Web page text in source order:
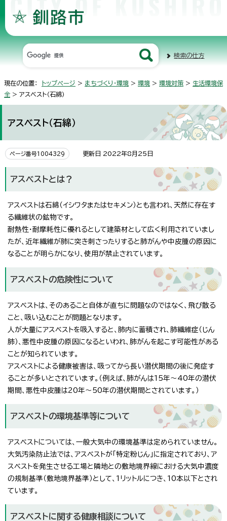
検索の仕方
現在の位置： トップページ > まちづくり・環境 > 環境 > 環境対策 > 生活環境保
全 > アスベスト（石綿）
アスベスト（石綿）
ページ番号1004329 更新日 2022年8月25日
アスベストとは？
アスベストは石綿（イシワタまたはセキメン）とも言われ、天然に存在す
る繊維状の鉱物です。
耐熱性・耐摩耗性に優れるとして建築材として広く利用されていまし
たが、近年繊維が肺に突き刺さったりすると肺がんや中皮腫の原因に
なることが明らかになり、使用が禁止されています。
アスベストの危険性について
アスベストは、そのあること自体が直ちに問題なのではなく、飛び散る
こと、吸い込むことが問題となります。
人が大量にアスベストを吸入すると、肺内に蓄積され、肺繊維症（じん
肺）、悪性中皮腫の原因になるといわれ、肺がんを起こす可能性がある
ことが知られています。
アスベストによる健康被害は、吸ってから長い潜伏期間の後に発症す
ることが多いとされています。（例えば、肺がんは15年～40年の潜伏
期間、悪性中皮腫は20年～50年の潜伏期間とされています。）
アスベストの環境基準等について
アスベストについては、一般大気中の環境基準は定められていません。
大気汚染防止法では、アスベストが「特定粉じん」に指定されており、ア
スベストを発生させる工場と隣地との敷地境界線における大気中濃度
の規制基準（敷地境界基準）として、1リットルにつき、10本以下とされ
ています。
アスベストに関する健康相談について